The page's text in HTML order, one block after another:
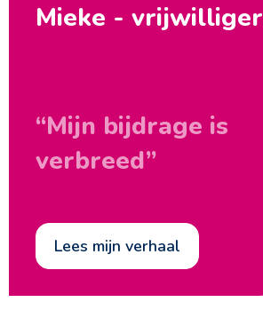
Mieke - vrijwilliger
“Mijn bijdrage is
verbreed”
lees mijn verhaal